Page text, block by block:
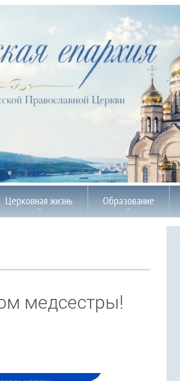
Церковная жизнь Образование
медсестры!